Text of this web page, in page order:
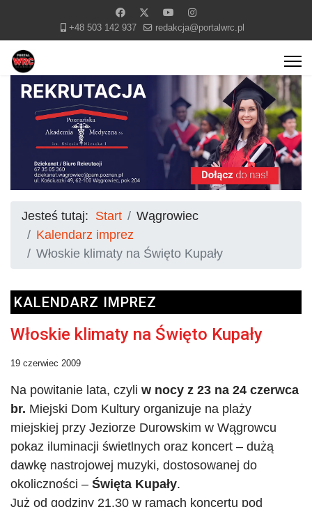
+48 503 142 937 redakcja@portalwrc.pl
Jesteś tutaj: Start
Wągrowiec
Kalendarz imprez
Włoskie klimaty na Święto Kupały
KALENDARZ IMPREZ
Włoskie klimaty na Święto Kupały
19 czerwiec 2009
Na powitanie lata, czyli w nocy z 23 na 24 czerwca
br. Miejski Dom Kultury organizuje na plaży
miejskiej przy Jeziorze Durowskim w Wągrowcu
pokaz iluminacji świetlnych oraz koncert – dużą
dawkę nastrojowej muzyki, dostosowanej do
okoliczności – Święta Kupały.
Już od godziny 21.30 w ramach koncertu pod